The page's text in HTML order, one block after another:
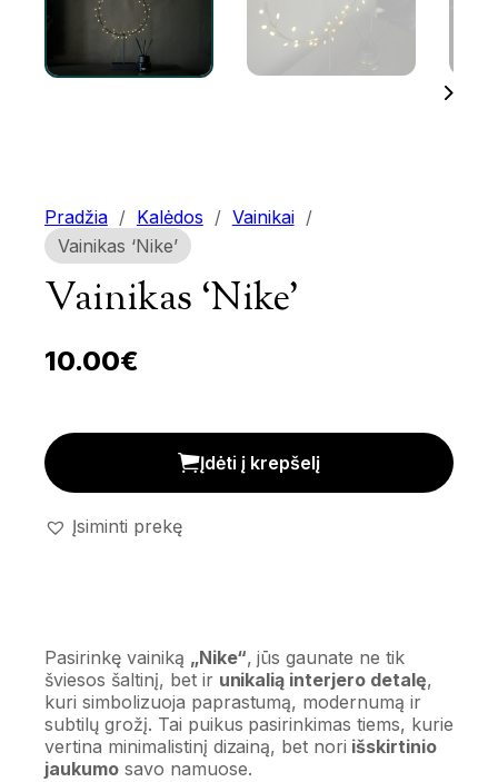
Pradžia / Kalėdos / Vainikai /
Vainikas ‘Nike’
Vainikas ‘Nike’
10.00€
Vainikas 'Nike' kiekis
Įdėti į krepšelį
Įsiminti prekę
Pasirinkę vainiką „Nike“, jūs gaunate ne tik
šviesos šaltinį, bet ir unikalią interjero detalę,
kuri simbolizuoja paprastumą, modernumą ir
subtilų grožį. Tai puikus pasirinkimas tiems, kurie
vertina minimalistinį dizainą, bet nori išskirtinio
jaukumosavo namuose.